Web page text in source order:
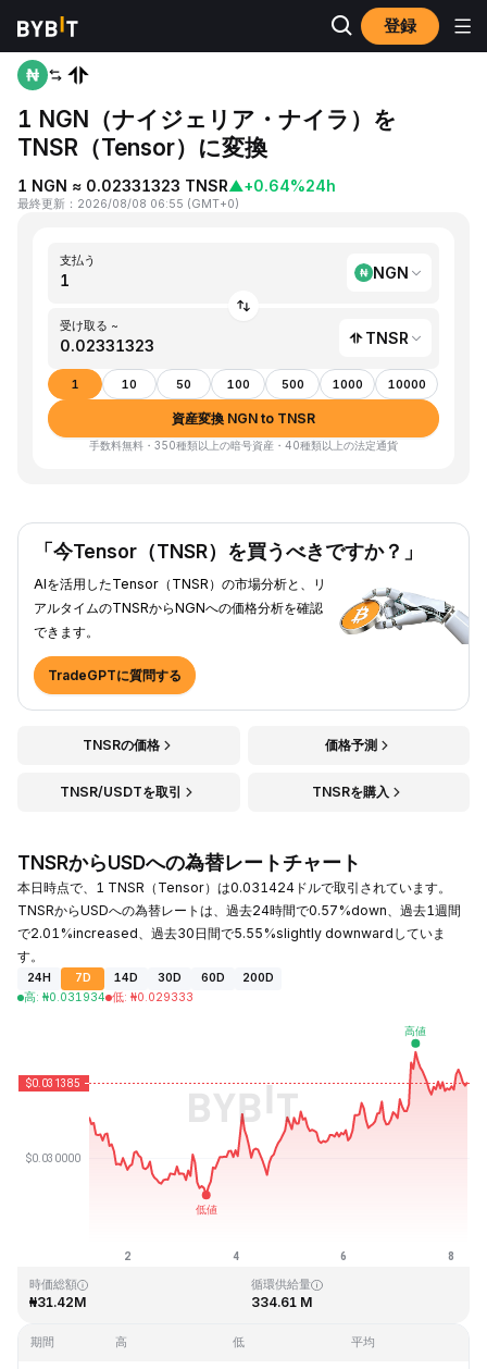
登録
ホーム NGN to TNSR
1 NGN（ナイジェリア・ナイラ）を
TNSR（Tensor）に変換
1 NGN ≈ 0.02331323 TNSR▲+0.64%24h
最終更新 ： 2026/08/08 06:55 (GMT+0)
支払う
NGN
受け取る ~
TNSR
1 10 50 100 500 1000 10000
資産変換 NGN to TNSR
手数料無料・350種類以上の暗号資産・40種類以上の法定通貨
「今Tensor（TNSR）を買うべきですか？」
AIを活用したTensor（TNSR）の市場分析と、リ
アルタイムのTNSRからNGNへの価格分析を確認
できます。
TradeGPTに質問する
TNSRの価格 価格予測
TNSR/USDTを取引 TNSRを購入
TNSRからUSDへの為替レートチャート
本日時点で、1 TNSR（Tensor）は0.031424ドルで取引されています。
TNSRからUSDへの為替レートは、過去24時間で0.57%down、過去1週間
で2.01%increased、過去30日間で5.55%slightly downwardしていま
す。
24H 7D 14D 30D 60D
200D
高: ₦0.031934 低: ₦0.029333
最終更新日時：2026-08-08、06:55 GMT+0
時価総額
₦31.42M
循環供給量
334.61 M
期間 高 低 平均